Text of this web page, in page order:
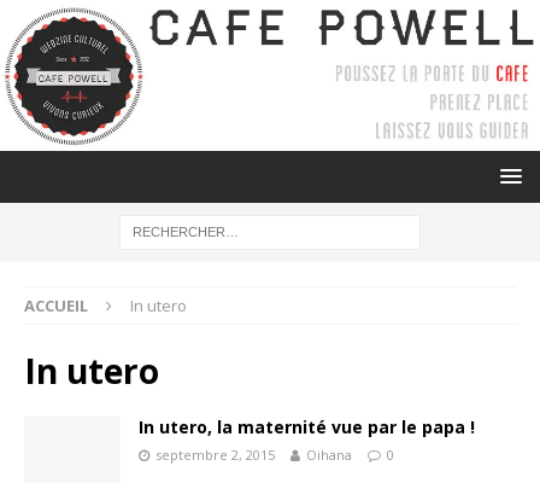
ACCUEIL In utero
In utero
In utero, la maternité vue par le papa !
septembre 2, 2015 Oihana 0